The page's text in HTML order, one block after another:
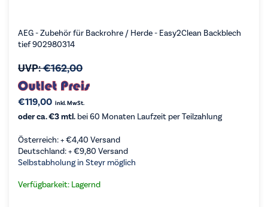
AEG - Zubehör für Backrohre / Herde - Easy2Clean Backblech
tief 902980314
UVP:€162,00
€119,00 inkl. MwSt.
oder ca. €3 mtl. bei 60 Monaten Laufzeit per Teilzahlung
Österreich: +€4,40 Versand
Deutschland: +€9,80 Versand
Selbstabholung in Steyr möglich
Verfügbarkeit: Lagernd